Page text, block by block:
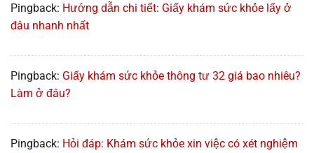
Pingback: Hướng dẫn chi tiết: Giấy khám sức khỏe lấy ở
đâu nhanh nhất
Pingback: Giấy khám sức khỏe thông tư 32 giá bao nhiêu?
Làm ở đâu?
Pingback: Hỏi đáp: Khám sức khỏe xin việc có xét nghiệm